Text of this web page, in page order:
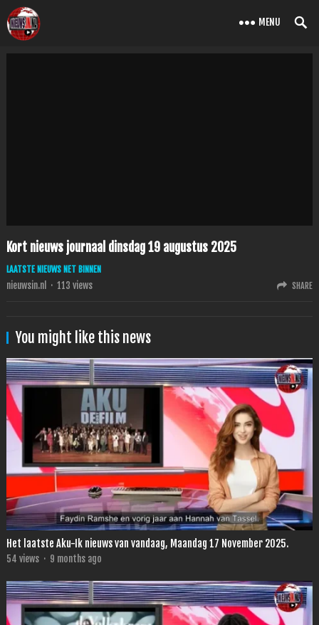
MENU
Kort nieuws journaal dinsdag 19 augustus 2025
LAATSTE NIEUWS NET BINNEN
nieuwsin.nl · 113 views SHARE
You might like this news
Het laatste Aku-Ik nieuws van vandaag, Maandag 17 November 2025.
54 views · 9 months ago